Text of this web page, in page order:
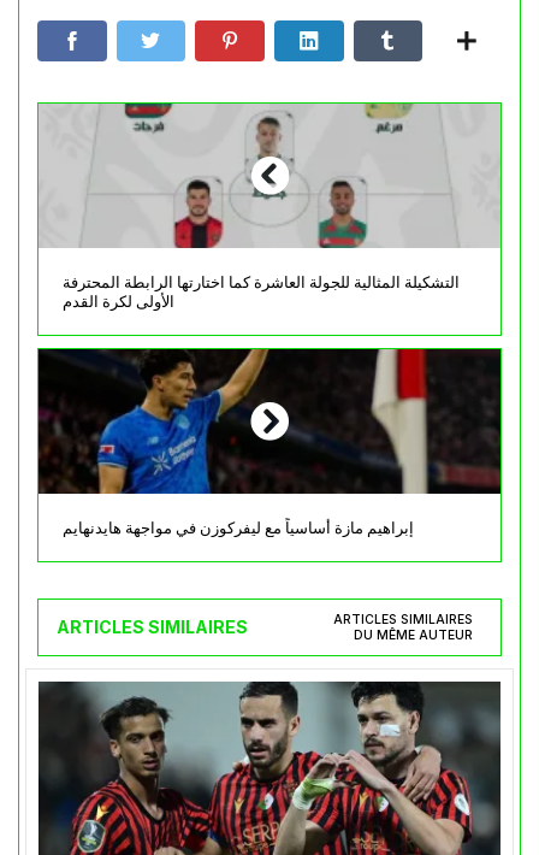
التشكيلة المثالية للجولة العاشرة كما اختارتها الرابطة المحترفة
الأولى لكرة القدم
إبراهيم مازة أساسياً مع ليفركوزن في مواجهة هايدنهايم
ARTICLES SIMILAIRES
ARTICLES SIMILAIRES
DU MÊME AUTEUR